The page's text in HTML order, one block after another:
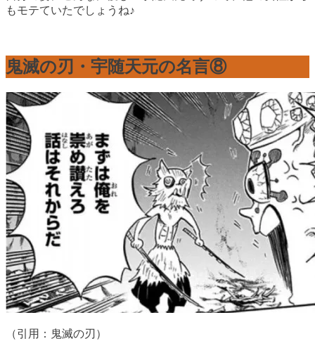
もモテていたでしょうね♪
鬼滅の刃・宇随天元の名言⑧
（引用：鬼滅の刃）